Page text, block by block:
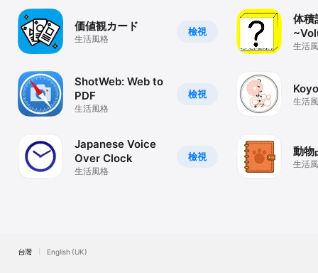
檢視
価値観カード
生活風格
檢視
ShotWeb: Web to
PDF
生活風格
檢視
Japanese Voice
Over Clock
生活風格
体積
生活
生活
動物
生活
台灣 English (UK)